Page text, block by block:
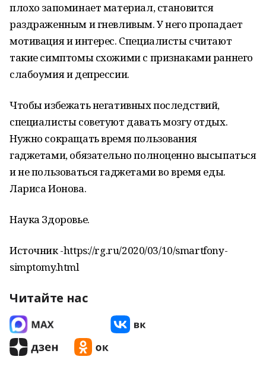
плохо запоминает материал, становится
раздраженным и гневливым. У него пропадает
мотивация и интерес. Специалисты считают
такие симптомы схожими с признаками раннего
слабоумия и депрессии.
Чтобы избежать негативных последствий,
специалисты советуют давать мозгу отдых.
Нужно сокращать время пользования
гаджетами, обязательно полноценно высыпаться
и не пользоваться гаджетами во время еды.
Лариса Ионова.
Наука Здоровье.
Источник -https://rg.ru/2020/03/10/smartfony-
simptomy.html
Читайте нас